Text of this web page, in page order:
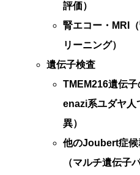
評価）
腎エコー・MRI
リーニング）
遺伝子検査
TMEM216遺伝
enazi系ユダヤ人
異）
他のJoubert症候
（マルチ遺伝子